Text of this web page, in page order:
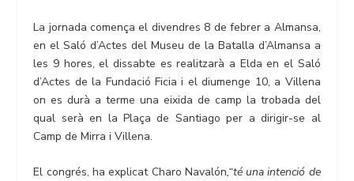
La jornada comença el divendres 8 de febrer a Almansa,
en el Saló d’Actes del Museu de la Batalla d’Almansa a
les 9 hores, el dissabte es realitzarà a Elda en el Saló
d’Actes de la Fundació Ficia i el diumenge 10, a Villena
on es durà a terme una eixida de camp la trobada del
qual serà en la Plaça de Santiago per a dirigir-se al
Camp de Mirra i Villena.
El congrés, ha explicat Charo Navalón,“té una intenció de